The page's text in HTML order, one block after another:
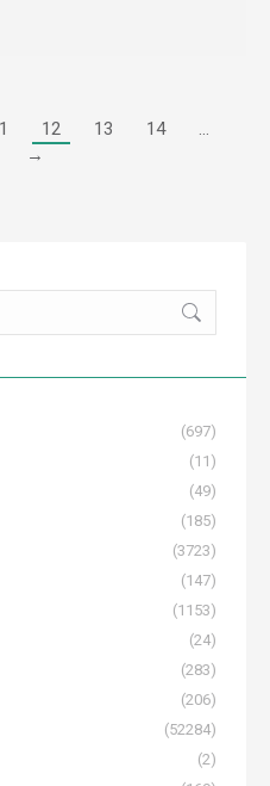
12 13 14
…
→
(697)
(11)
(49)
(185)
(3723)
(147)
(1153)
(24)
(283)
(206)
(52284)
(2)